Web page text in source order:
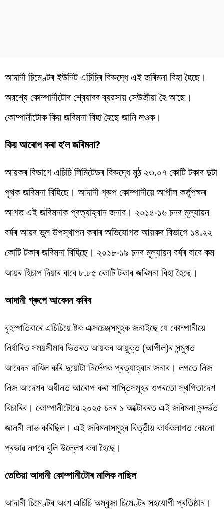
আদানী চিমেণ্টৰ ইউনিট এচিচিৰ বিৰুদ্ধে এই জৰিমনা বিহা হৈছে।
অৱশ্যে কোম্পানীটোৰ শ্বেয়াৰৰ ব্যৱসায় সেউজীয়া হৈ আছে।
কোম্পানীটোক কিয় জৰিমনা বিহা হৈছে জানি লওক।
কিয় আৰোপ কৰা হ’ল জৰিমনা?
আয়কৰ বিভাগে এচিচি লিমিটেডৰ বিৰুদ্ধে মুঠ ২৩.০৭ কোটি টকাৰ দুটা
পৃথক জৰিমনা বিহিছে। আদানী গ্ৰুপ কোম্পানীয়ে আপীল কৰ্তৃপক্ষৰ
আগত এই জৰিমনাক প্ৰত্যাহ্বান জনাব। ২০১৫-১৬ চনৰ মূল্যায়ন
বৰ্ষৰ আয়ৰ ভুল উপস্থাপন কৰাৰ অভিযোগত আয়কৰ বিভাগে ১৪.২২
কোটি টকাৰ জৰিমনা বিহিছে। ২০১৮-১৯ চনৰ মূল্যায়ন বৰ্ষৰ বাবে কম
আয়ৰ হিচাপ দিয়াৰ বাবে ৮.৮৫ কোটি টকাৰ জৰিমনা বিহা হৈছে।
আদানী গ্ৰুপে আবেদন কৰিব
বৃহস্পতিবাৰে এচিচিয়ে ষ্টক এক্সচেঞ্জসমূহক জনাইছে যে কোম্পানীয়ে
নিৰ্ধাৰিত সময়সীমাৰ ভিতৰত আয়কৰ আয়ুক্ত (আপীল)ৰ সন্মুখত
আবেদন দাখিল কৰি দুয়োটা নিৰ্দেশক প্ৰত্যাহ্বান জনাব। লগতে নিজ
নিজ আদেশৰ অধীনত আৰোপ কৰা শাস্তিসমূহৰ ওপৰতো স্থগিতাদেশ
বিচাৰিব। কোম্পানীটোৱে ২০২৫ চনৰ ১ অক্টোবৰত এই জৰিমনা সন্দৰ্ভত
জাননী লাভ কৰিছিল। এই জৰিমনাসমূহৰ বিত্তীয় কাৰ্যকলাপত কোনো
প্ৰভাৱ নপৰে বুলি উল্লেখ কৰা হৈছে।
তেতিয়া আদানী কোম্পানীটোৰ মালিক নাছিল
আদানী চিমেণ্টৰ অংশ এচিচি অম্বুজা চিমেণ্টৰ সহযোগী প্ৰতিষ্ঠান।